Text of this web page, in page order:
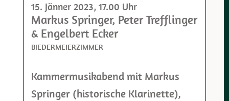
15. Jänner 2023, 17.00 Uhr
Markus Springer, Peter Trefflinger
& Engelbert Ecker
BIEDERMEIERZIMMER
Kammermusikabend mit Markus
Springer (historische Klarinette),